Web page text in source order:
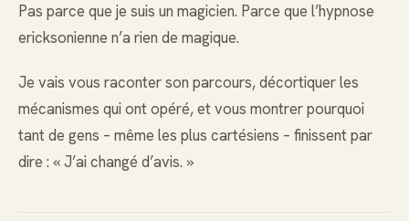
Pas parce que je suis un magicien. Parce que l’hypnose
ericksonienne n’a rien de magique.
Je vais vous raconter son parcours, décortiquer les
mécanismes qui ont opéré, et vous montrer pourquoi
tant de gens – même les plus cartésiens – finissent par
dire : « J’ai changé d’avis. »